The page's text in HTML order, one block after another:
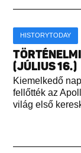
HISTORYTODAY
(JÚLIUS 16.)
Kiemelkedő
fellőtték az
világ első